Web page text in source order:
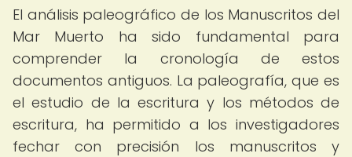
El análisis paleográfico de los Manuscritos del
Mar Muerto ha sido fundamental para
comprender la cronología de estos
documentos antiguos. La paleografía, que es
el estudio de la escritura y los métodos de
escritura, ha permitido a los investigadores
fechar con precisión los manuscritos y